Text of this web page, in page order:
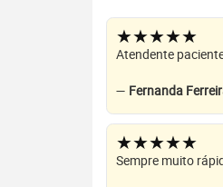
★★★★★
Atendente
— Fernanda
★★★★★
Sempre muito